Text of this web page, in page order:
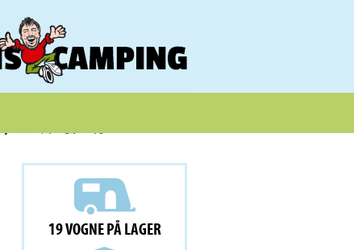
19 VOGNE PÅ LAGER